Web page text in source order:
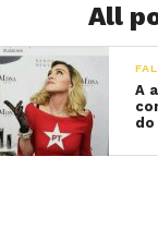
All
A
do